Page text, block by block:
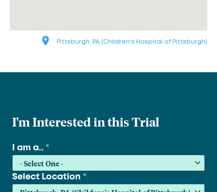
Pittsburgh, PA (Children's Hospital of Pittsburgh)
I'm Interested in this Trial
I am a.. *
Select Location *